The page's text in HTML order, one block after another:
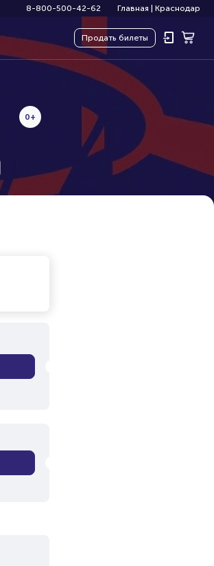
8-800-500-42-62 Главная Краснодар
Продать билеты
0+